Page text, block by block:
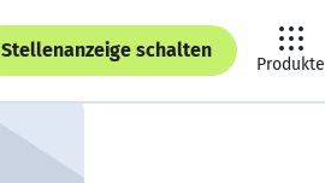
Stellenanzeige schalten
Produkte